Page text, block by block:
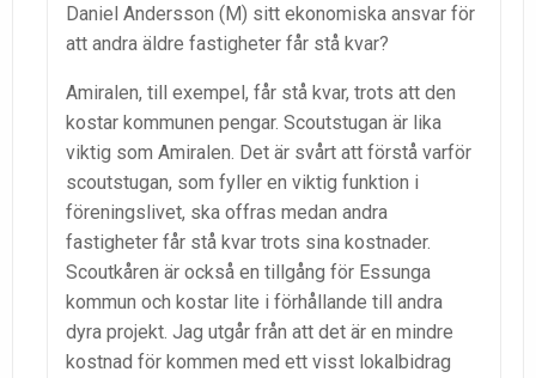
Daniel Andersson (M) sitt ekonomiska ansvar för
att andra äldre fastigheter får stå kvar?
Amiralen, till exempel, får stå kvar, trots att den
kostar kommunen pengar. Scoutstugan är lika
viktig som Amiralen. Det är svårt att förstå varför
scoutstugan, som fyller en viktig funktion i
föreningslivet, ska offras medan andra
fastigheter får stå kvar trots sina kostnader.
Scoutkåren är också en tillgång för Essunga
kommun och kostar lite i förhållande till andra
dyra projekt. Jag utgår från att det är en mindre
kostnad för kommen med ett visst lokalbidrag